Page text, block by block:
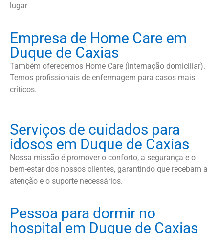
lugar
Empresa de Home Care em
Duque de Caxias
Também oferecemos Home Care (internação domiciliar).
Temos profissionais de enfermagem para casos mais
críticos.
Serviços de cuidados para
idosos em Duque de Caxias
Nossa missão é promover o conforto, a segurança e o
bem-estar dos nossos clientes, garantindo que recebam a
atenção e o suporte necessários.
Pessoa para dormir no
hospital em Duque de Caxias